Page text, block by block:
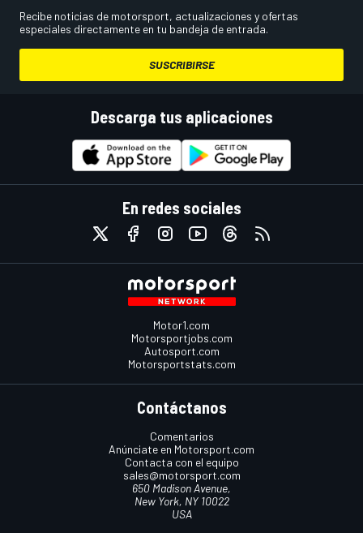
Recibe noticias de motorsport, actualizaciones y ofertas
especiales directamente en tu bandeja de entrada.
SUSCRIBIRSE
Descarga tus aplicaciones
En redes sociales
Motor1.com
Motorsportjobs.com
Autosport.com
Motorsportstats.com
Contáctanos
Comentarios
Anúnciate en Motorsport.com
Contacta con el equipo
sales@motorsport.com
650 Madison Avenue,
New York, NY 10022
USA